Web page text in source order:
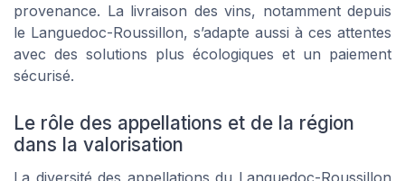
provenance. La livraison des vins, notamment depuis
le Languedoc-Roussillon, s’adapte aussi à ces attentes
avec des solutions plus écologiques et un paiement
sécurisé.
Le rôle des appellations et de la région
dans la valorisation